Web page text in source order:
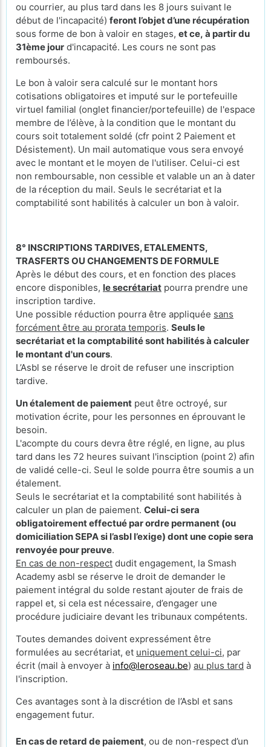
ou courrier, au plus tard dans les 8 jours suivant le
début de l'incapacité) feront l’objet d’une récupération
sous forme de bon à valoir en stages, et ce, à partir du
31ème jour d'incapacité. Les cours ne sont pas
remboursés.
Le bon à valoir sera calculé sur le montant hors
cotisations obligatoires et imputé sur le portefeuille
virtuel familial (onglet financier/portefeuille) de l'espace
membre de l’élève, à la condition que le montant du
cours soit totalement soldé (cfr point 2 Paiement et
Désistement). Un mail automatique vous sera envoyé
avec le montant et le moyen de l'utiliser. Celui-ci est
non remboursable, non cessible et valable un an à dater
de la réception du mail. Seuls le secrétariat et la
comptabilité sont habilités à calculer un bon à valoir.
8° INSCRIPTIONS TARDIVES, ETALEMENTS,
TRASFERTS OU CHANGEMENTS DE FORMULE
Après le début des cours, et en fonction des places
encore disponibles, le secrétariat pourra prendre une
inscription tardive.
Une possible réduction pourra être appliquée sans
forcément être au prorata temporis. Seuls le
secrétariat et la comptabilité sont habilités à calculer
le montant d'un cours.
L’Asbl se réserve le droit de refuser une inscription
tardive.
Un étalement de paiement peut être octroyé, sur
motivation écrite, pour les personnes en éprouvant le
besoin.
L'acompte du cours devra être réglé, en ligne, au plus
tard dans les 72 heures suivant l'insciption (point 2) afin
de validé celle-ci. Seul le solde pourra être soumis a un
étalement.
Seuls le secrétariat et la comptabilité sont habilités à
calculer un plan de paiement. Celui-ci sera
obligatoirement effectué par ordre permanent (ou
domiciliation SEPA si l’asbl l’exige) dont une copie sera
renvoyée pour preuve.
En cas de non-respect dudit engagement, la Smash
Academy asbl se réserve le droit de demander le
paiement intégral du solde restant ajouter de frais de
rappel et, si cela est nécessaire, d’engager une
procédure judiciaire devant les tribunaux compétents.
Toutes demandes doivent expressément être
formulées au secrétariat, et uniquement celui-ci, par
écrit (mail à envoyer à info@leroseau.be) au plus tard à
l'inscription.
Ces avantages sont à la discrétion de l’Asbl et sans
engagement futur.
En cas de retard de paiement, ou de non-respect d’un